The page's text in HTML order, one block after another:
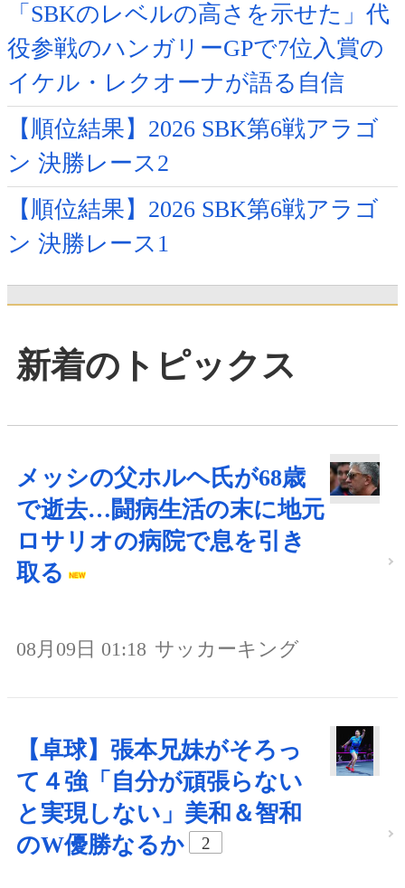
「SBKのレベルの高さを示せた」代
役参戦のハンガリーGPで7位入賞の
イケル・レクオーナが語る自信
【順位結果】2026 SBK第6戦アラゴ
ン 決勝レース2
【順位結果】2026 SBK第6戦アラゴ
ン 決勝レース1
新着のトピックス
メッシの父ホルヘ氏が68歳
で逝去…闘病生活の末に地元
ロサリオの病院で息を引き
取る
08月09日 01:18 サッカーキング
【卓球】張本兄妹がそろっ
て４強「自分が頑張らない
と実現しない」美和＆智和
のW優勝なるか
2